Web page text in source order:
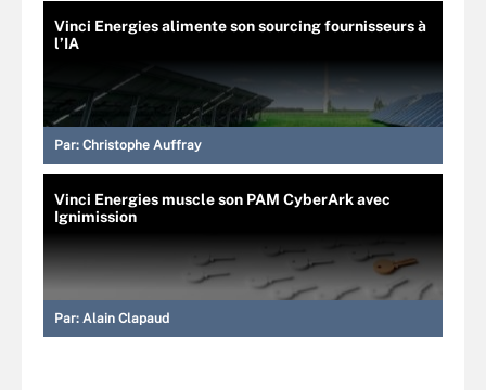
Vinci Energies alimente son sourcing fournisseurs à
l’IA
Par: Christophe Auffray
Vinci Energies muscle son PAM CyberArk avec
Ignimission
Par: Alain Clapaud